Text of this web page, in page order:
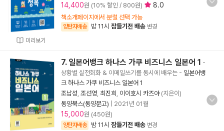
미리보기
14,400원 (10% 할인 / 800원) 8.0
책소개페이지에서 분철 선택 가능
양탄자배송 밤 11시 잠들기전 배송 변경
7. 일본어뱅크 하나스 가쿠 비즈니스 일본어 1 -
상황별 실전회화 & 이메일쓰기를 동시에 배우는 - 일본어뱅
크 하나스 가쿠 비즈니스 일본어 1
조남성 조선영 최진희 이이호시 카즈야(지은이)
동양북스(동양문고)
2021년 01월
15,000원 (450원)
양탄자배송 밤 11시 잠들기전 배송 변경